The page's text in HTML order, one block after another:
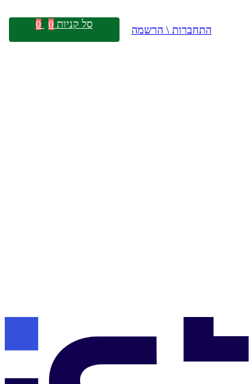
התחברות \ הרשמה סל קניות 0
0